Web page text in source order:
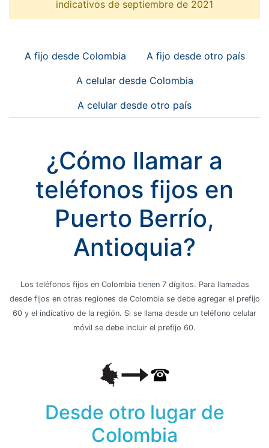
indicativos de septiembre de 2021
A fijo desde Colombia A fijo desde otro país
A celular desde Colombia
A celular desde otro país
¿Cómo llamar a
teléfonos fijos en
Puerto Berrío,
Antioquia?
Los teléfonos fijos en Colombia tienen 7 dígitos. Para llamadas
desde fijos en otras regiones de Colombia se debe agregar el prefijo
60 y el indicativo de la región. Si se llama desde un teléfono celular
móvil se debe incluir el prefijo 60.
Desde otro lugar de
Colombia